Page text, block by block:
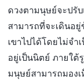
ดวงตามนุษย์จะปรั
สามารถที่จะเดินอ
เขาไปได้โดยไม่จ
อยู่เป็นนิตย์ ภายใ
มนุษย์สามารถมอง